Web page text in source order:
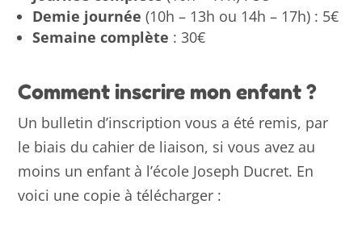
Demie journée (10h – 13h ou 14h – 17h) : 5€
Semaine complète : 30€
Comment inscrire mon enfant ?
Un bulletin d’inscription vous a été remis, par
le biais du cahier de liaison, si vous avez au
moins un enfant à l’école Joseph Ducret. En
voici une copie à télécharger :